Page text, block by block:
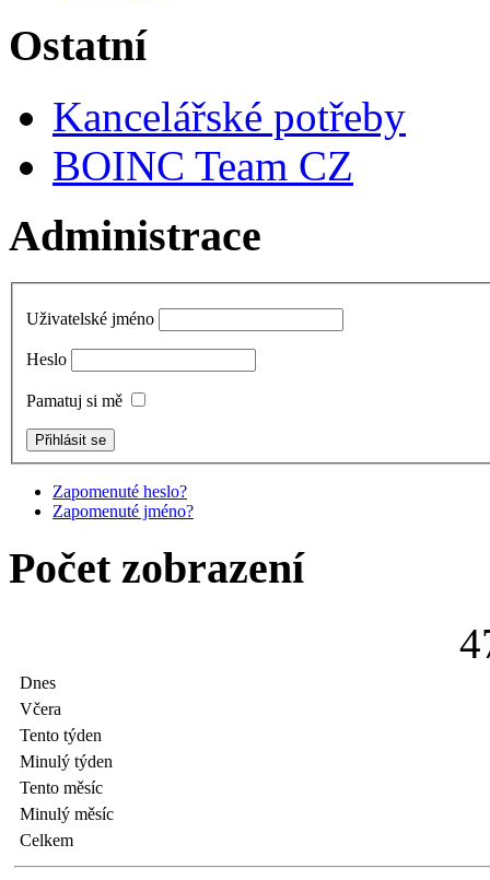
Ostatní
Kancelářské potřeby
BOINC Team CZ
Administrace
Uživatelské jméno
Heslo
Pamatuj si mě
Zapomenuté heslo?
Zapomenuté jméno?
Počet zobrazení
4
Dnes
Včera
Tento týden
Minulý týden
Tento měsíc
Minulý měsíc
Celkem